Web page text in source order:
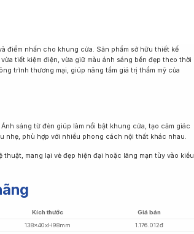
điểm nhấn cho khung cửa. Sản phẩm sở hữu thiết kế
tiết kiệm điện, vừa giữ màu ánh sáng bền đẹp theo thời
trình thương mại, giúp nâng tầm giá trị thẩm mỹ của
sáng từ đèn giúp làm nổi bật khung cửa, tạo cảm giác
nhẹ, phù hợp với nhiều phong cách nội thất khác nhau.
mang lại vẻ đẹp hiện đại hoặc lãng mạn tùy vào kiểu
Kích thước
Giá bán
138x40xH98mm
1.176.012đ